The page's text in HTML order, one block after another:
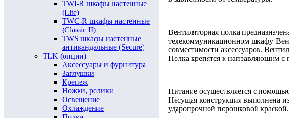
TWI-R шкафы настенные
(Lite)
TWC-R шкафы настенные
(Classic II)
TWS шкафы настенные
антивандальные (Secure)
TLK (опции)
Аксессуары и фурнитура
Заглушки
Крепеж
Ножки, ролики
Освещение
Охлаждение
Вентиляторная полка
телекоммуникационном шкафу.
совместимости аксессуаров.
Полка крепятся к направляющим с
Питание осуществляется с
Несущая конструкция выполнена
ударопрочной порошковой краской.